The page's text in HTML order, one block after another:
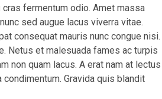
fermentum odio. Amet massa
sed augue lacus viverra vitae.
consequat mauris nunc congue nisi.
Netus et malesuada fames ac turpis
non quam lacus. A erat nam at lectus
Gravida quis blandit